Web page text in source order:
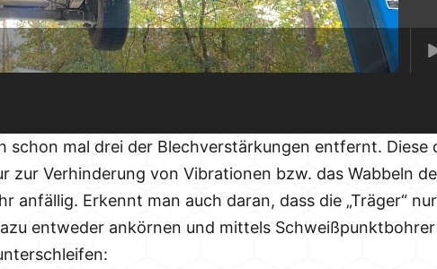
mal drei der Blechverstärkungen entfernt. Diese
Verhinderung von Vibrationen bzw. das Wabbeln
anfällig. Erkennt man auch daran, dass die „Träger“
entweder ankörnen und mittels Schweißpunktbohrer